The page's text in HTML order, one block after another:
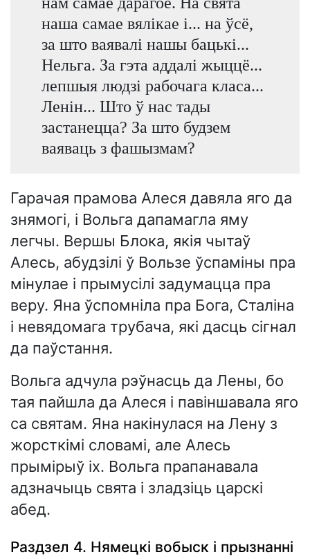
наша самае вялікае і... на ўсё,
за што ваявалі нашы бацькі...
Нельга. За гэта аддалі жыццё...
лепшыя людзі рабочага класа...
Ленін... Што ў нас тады
застанецца? За што будзем
ваяваць з фашызмам?
Гарачая прамова Алеся давяла яго да
знямогі, і Вольга дапамагла яму
легчы. Вершы Блока, якія чытаў
Алесь, абудзілі ў Вользе ўспаміны пра
мінулае і прымусілі задумацца пра
веру. Яна ўспомніла пра Бога, Сталіна
і невядомага трубача, які дасць сігнал
да паўстання.
Вольга адчула рэўнасць да Лены, бо
тая пайшла да Алеся і павіншавала яго
са святам. Яна накінулася на Лену з
жорсткімі словамі, але Алесь
прымірыў іх. Вольга прапанавала
адзначыць свята і зладзіць царскі
абед.
Раздзел 4. Нямецкі вобыск і прызнанні